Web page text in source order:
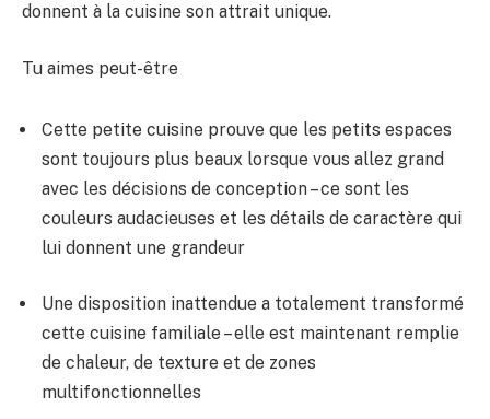
donnent à la cuisine son attrait unique.
Tu aimes peut-être
Cette petite cuisine prouve que les petits espaces
sont toujours plus beaux lorsque vous allez grand
avec les décisions de conception – ce sont les
couleurs audacieuses et les détails de caractère qui
lui donnent une grandeur
Une disposition inattendue a totalement transformé
cette cuisine familiale – elle est maintenant remplie
de chaleur, de texture et de zones
multifonctionnelles